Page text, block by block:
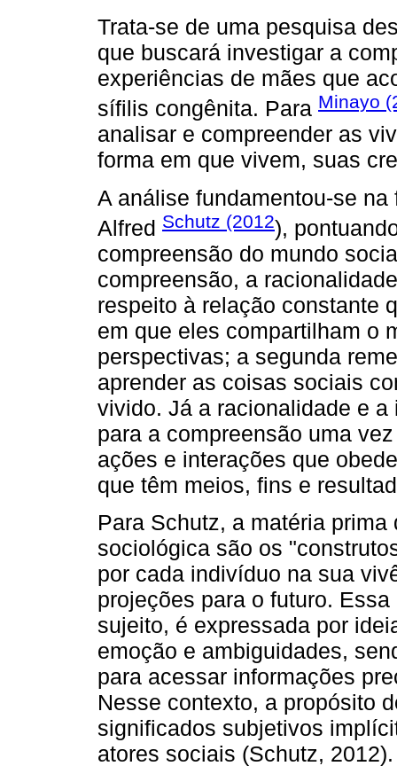
Trata-se de uma pesquisa
que buscará investigar a
experiências de mães que
sífilis congênita. Para Minayo
analisar e compreender as
forma em que vivem, suas
A análise fundamentou-se
Alfred Schutz (2012),
compreensão do mundo
compreensão, a
respeito à relação constante
em que eles compartilham o
perspectivas; a segunda
aprender as coisas sociais
vivido. Já a racionalidade e
para a compreensão uma
ações e interações que
que têm meios, fins e
Para Schutz, a matéria
sociológica são os
por cada indivíduo na sua
projeções para o futuro.
sujeito, é expressada por
emoção e ambiguidades,
para acessar informações
Nesse contexto, a propósito
significados subjetivos
atores sociais (Schutz, 2012).